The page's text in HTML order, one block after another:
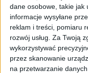
dane osobowe, takie jak
informacje wysyłane
reklam i treści, pomiaru
rozwój usług. Za Twoją
wykorzystywać
przez skanowanie
na przetwarzanie